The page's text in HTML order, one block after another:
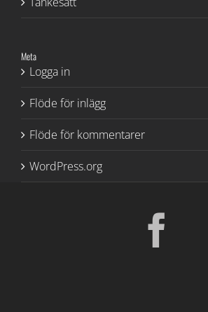
Meta
Logga in
Flöde för inlägg
Flöde för kommentarer
WordPress.org